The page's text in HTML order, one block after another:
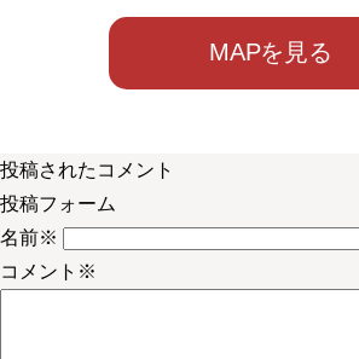
MAPを見る
投稿されたコメント
投稿フォーム
名前※
コメント ※